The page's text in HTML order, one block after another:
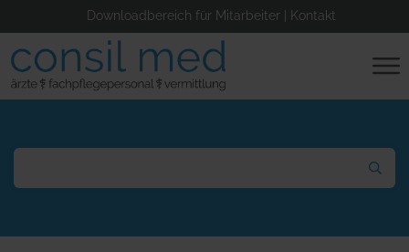
Downloadbereich für Mitarbeiter Kontakt